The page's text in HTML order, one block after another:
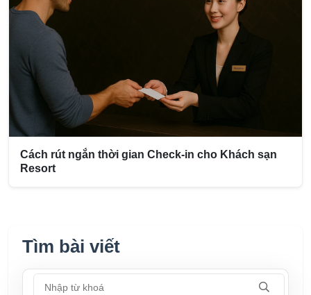
Cách rút ngắn thời gian Check-in cho Khách sạn
Resort
Tìm bài viết